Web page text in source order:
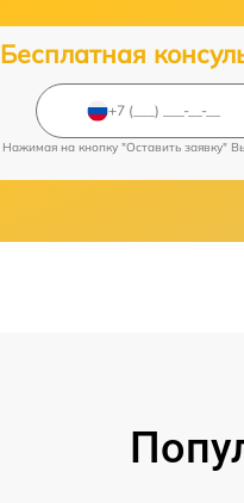
Бесплатная
Нажимая на кнопку "Оставить заявку"